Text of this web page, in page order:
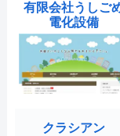
有限会社うしご
電化設備
クラシアン